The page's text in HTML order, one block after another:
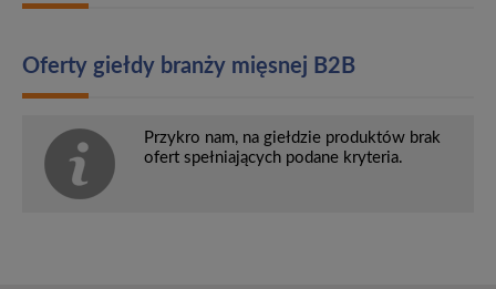
Oferty giełdy branży mięsnej B2B
Przykro nam, na giełdzie produktów brak
ofert spełniających podane kryteria.